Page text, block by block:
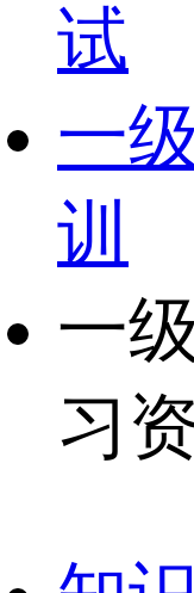
试
一
训
一
习